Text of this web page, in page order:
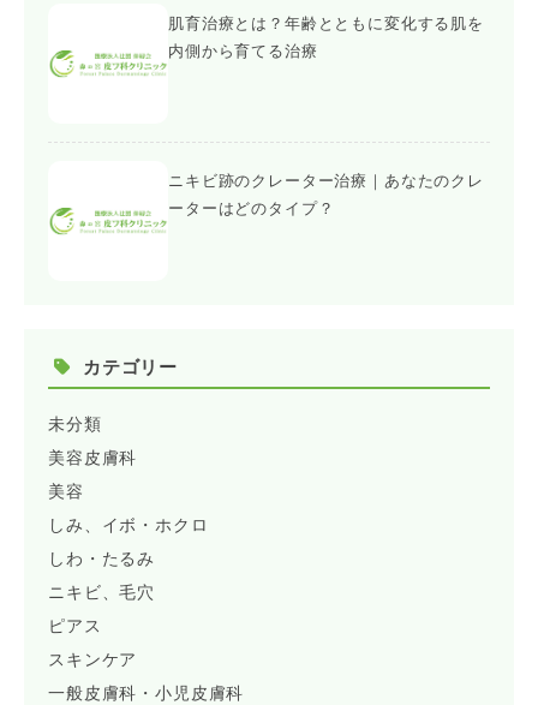
肌育治療とは？年齢とともに変化する肌を
内側から育てる治療
ニキビ跡のクレーター治療｜あなたのクレ
ーターはどのタイプ？
カテゴリー
未分類
美容皮膚科
美容
しみ、イボ・ホクロ
しわ・たるみ
ニキビ、毛穴
ピアス
スキンケア
一般皮膚科・小児皮膚科